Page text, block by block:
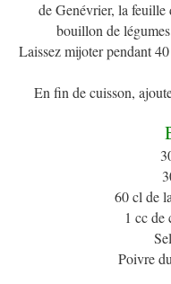
de Genévrier, la feuille
bouillon de
Laissez mijoter pendant
En fin de cuisson,
60 cl de
1 cc de
Poivre